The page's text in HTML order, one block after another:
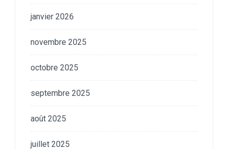
janvier 2026
novembre 2025
octobre 2025
septembre 2025
août 2025
juillet 2025